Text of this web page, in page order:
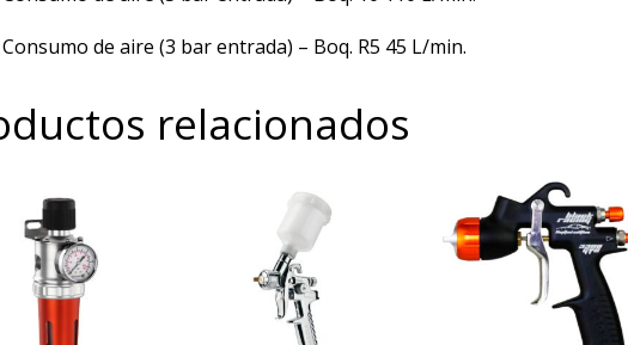
Consumo de aire (3 bar entrada) – Boq. R5 45 L/min.
relacionados
producto
tiene